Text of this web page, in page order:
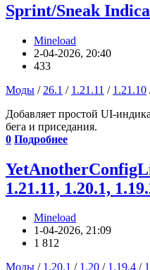
Sprint/Sneak
Mineload
2-04-2026, 20:40
433
Моды / 26.1 / 1.21.11 / 1.21.10
Добавляет простой UI-
бега и приседания.
0 Подробнее
1.21.11, 1.20.1,
Mineload
1-04-2026, 21:09
1 812
Моды / 1.20.1 / 1.20 / 1.19.4 /